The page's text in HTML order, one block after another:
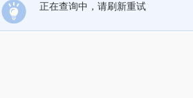
正在查询中，请刷新重试